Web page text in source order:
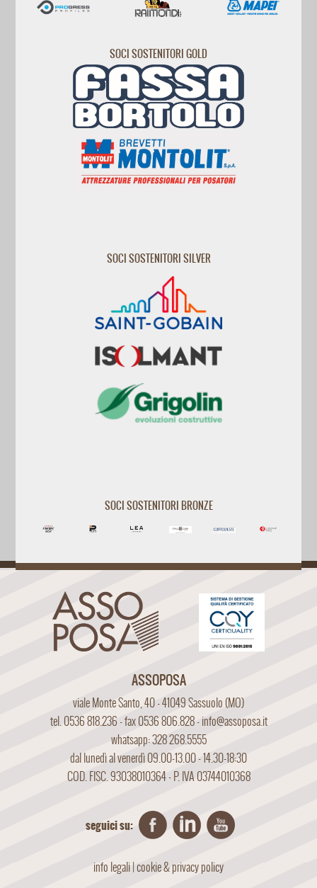
SOCI SOSTENITORI GOLD
SOCI SOSTENITORI SILVER
SOCI SOSTENITORI BRONZE
ASSOPOSA
viale Monte Santo, 40 - 41049 Sassuolo (MO)
tel. 0536 818.236 - fax 0536 806.828 -info@assoposa.it
whatsapp: 328 268.5555
dal lunedì al venerdì 09.00-13.00 - 14.30-18:30
COD. FISC. 93038010364 - P. IVA 03744010368
seguici su:
info legali|cookie & privacy policy